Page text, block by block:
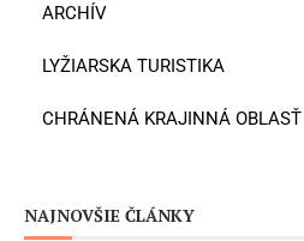
ARCHÍV
LYŽIARSKA TURISTIKA
CHRÁNENÁ KRAJINNÁ OBLASŤ
NAJNOVŠIE ČLÁNKY